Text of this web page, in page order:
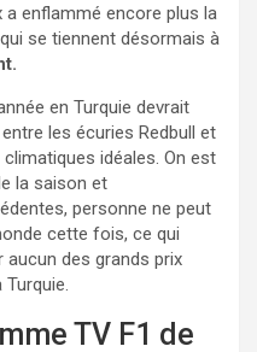
a enflammé encore plus la
se tiennent désormais à
en Turquie devrait
les écuries Redbull et
idéales. On est
la saison et
personne ne peut
cette fois, ce qui
aucun des grands prix
TV F1 de